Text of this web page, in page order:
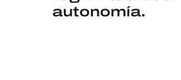
autonomía.